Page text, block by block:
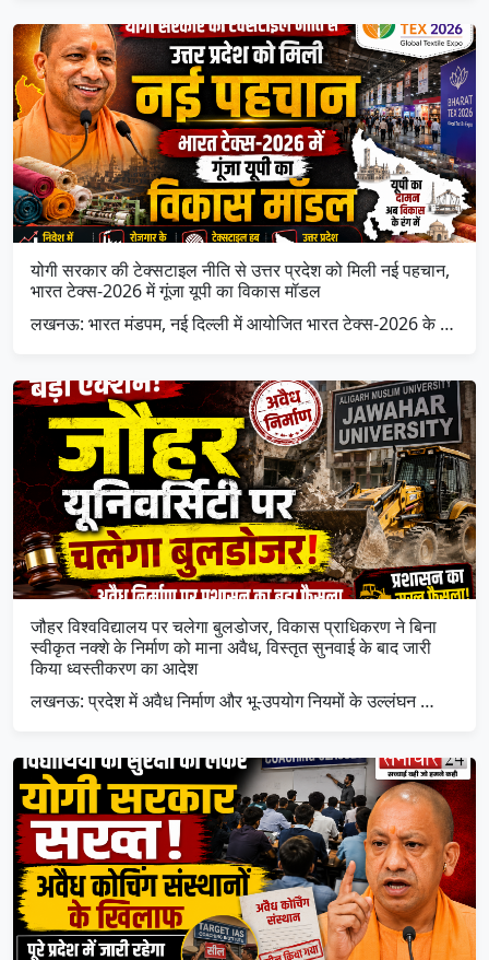
योगी सरकार की टेक्सटाइल नीति से उत्तर प्रदेश को मिली नई पहचान,
भारत टेक्स-2026 में गूंजा यूपी का विकास मॉडल
लखनऊ: भारत मंडपम, नई दिल्ली में आयोजित भारत टेक्स-2026 के …
जौहर विश्वविद्यालय पर चलेगा बुलडोजर, विकास प्राधिकरण ने बिना
स्वीकृत नक्शे के निर्माण को माना अवैध, विस्तृत सुनवाई के बाद जारी
किया ध्वस्तीकरण का आदेश
लखनऊ: प्रदेश में अवैध निर्माण और भू-उपयोग नियमों के उल्लंघन …